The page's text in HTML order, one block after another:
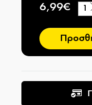
6,99€